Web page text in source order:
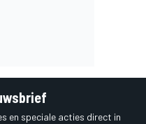
en speciale acties direct in